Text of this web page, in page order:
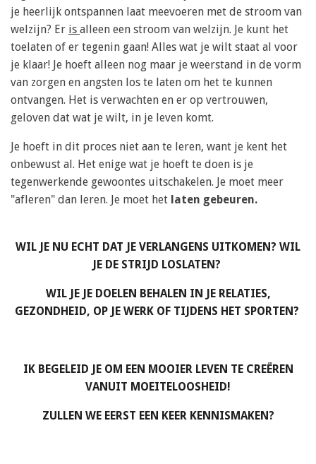
je heerlijk ontspannen laat meevoeren met de stroom van
welzijn? Er is alleen een stroom van welzijn. Je kunt het
toelaten of er tegenin gaan! Alles wat je wilt staat al voor
je klaar! Je hoeft alleen nog maar je weerstand in de vorm
van zorgen en angsten los te laten om het te kunnen
ontvangen. Het is verwachten en er op vertrouwen,
geloven dat wat je wilt, in je leven komt.
Je hoeft in dit proces niet aan te leren, want je kent het
onbewust al. Het enige wat je hoeft te doen is je
tegenwerkende gewoontes uitschakelen. Je moet meer
"afleren" dan leren. Je moet het laten gebeuren.
WIL JE NU ECHT DAT JE VERLANGENS UITKOMEN? WIL
JE DE STRIJD LOSLATEN?
WIL JE JE DOELEN BEHALEN IN JE RELATIES,
GEZONDHEID, OP JE WERK OF TIJDENS HET SPORTEN?
IK BEGELEID JE OM EEN MOOIER LEVEN TE CREËREN
VANUIT MOEITELOOSHEID!
ZULLEN WE EERST EEN KEER KENNISMAKEN?